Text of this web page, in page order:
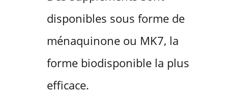
disponibles sous forme de
ménaquinone ou MK7, la
forme biodisponible la plus
efficace.